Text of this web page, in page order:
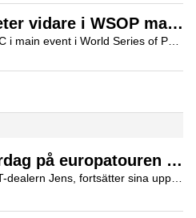
Flera celebriteter vidare i WSOP main event
Just nu spelas dag 2C i main event i World Series of Poker, och flera av de stora namnen utanför pokervärlden har fått en bra inledning på turneringen. Skådespelaren Ray Romano och NHL-proffset Roberto Luongo är några av spelarna som…
En dealers vardag på europatouren – Barcelona 2016 – II
Vår gästskribent, EPT-dealern Jens, fortsätter sina uppskattade rapporter från andra sidan pokerbordet. Denna rapport kommer från Barcelona.